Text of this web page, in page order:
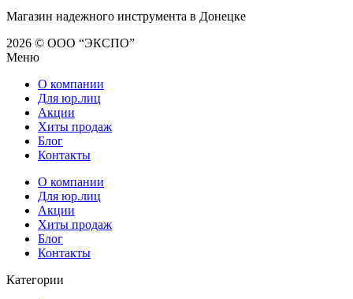
Магазин надежного инструмента в Донецке
2026 © ООО “ЭКСПО”
Меню
О компании
Для юр.лиц
Акции
Хиты продаж
Блог
Контакты
О компании
Для юр.лиц
Акции
Хиты продаж
Блог
Контакты
Категории